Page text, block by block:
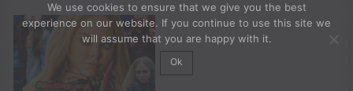
We use cookies to ensure that we give you the best
experience on our website. If you continue to use this site we
will assume that you are happy with it.
Ok